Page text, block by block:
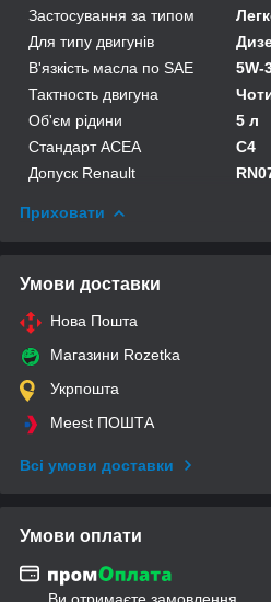
Застосування за типом
Для типу двигунів
В'язкість масла по SAE
5W-
Тактность двигуна
Об'єм рідини
5 л
Стандарт ACEA
C4
Допуск Renault
Приховати
Умови доставки
Нова Пошта
Магазини Rozetka
Укрпошта
Meest ПОШТА
Всі умови доставки
Умови оплати